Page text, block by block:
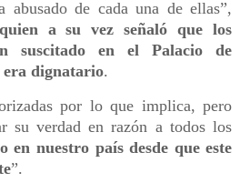
abusado de cada una de ellas”,
quien a su vez señaló que los
suscitado en el Palacio de
era dignatario.
por lo que implica, pero
su verdad en razón a todos los
en nuestro país desde que este
”.